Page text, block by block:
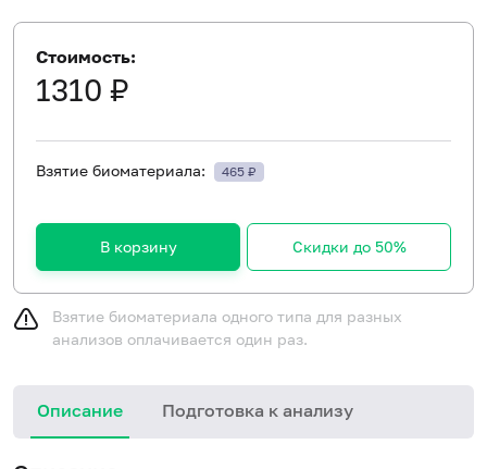
Стоимость:
1310 ₽
Взятие биоматериала: 465 ₽
В корзину Скидки до 50%
Взятие биоматериала одного типа для разных
анализов оплачивается один раз.
Описание Подготовка к анализу